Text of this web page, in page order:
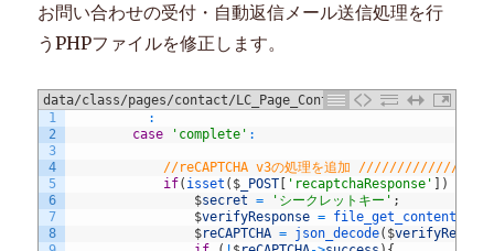
お問い合わせの受付・自動返信メール送信処理を行
うPHPファイルを修正します。
data/class/pages/contact/LC_Page_Contact.php または
LC_Page_Contact_Ex.php
1
2
3
4
5
6
7
8
:
case
'complete' :
//reCAPTCHA v3の処理を追加
if( isset ( $ _POST 'recaptchaResponse' )
$secret = 'シークレットキー' ;
$verifyResponse = file_get_contents
$reCAPTCHA = json_decode( $